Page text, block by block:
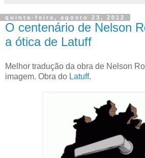
quinta-feira, agosto 23, 2012
O centenário de Nelson
a ótica de Latuff
Melhor tradução da obra de Nelson
imagem. Obra do Latuff.